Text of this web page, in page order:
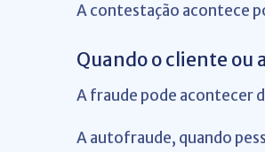
A contestação acontece
Quando o cliente ou
A fraude pode acontecer
A autofraude, quando